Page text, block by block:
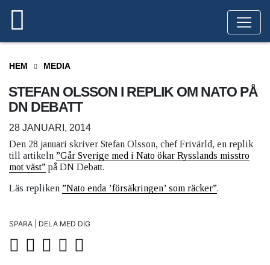
HEM MEDIA
STEFAN OLSSON I REPLIK OM NATO PÅ
DN DEBATT
28 JANUARI, 2014
Den 28 januari skriver Stefan Olsson, chef Frivärld, en replik
till artikeln ”Går Sverige med i Nato ökar Rysslands misstro
mot väst” på DN Debatt.
Läs repliken ”Nato enda ’försäkringen’ som räcker”.
SPARA | DELA MED DIG